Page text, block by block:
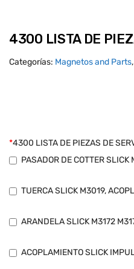
4300 LISTA DE
Categorías: Magnetos and Parts,
*4300 LISTA DE PIEZAS DE
PASADOR DE COTTER
TUERCA SLICK M3019,
ARANDELA SLICK M3172
ACOPLAMIENTO SLICK